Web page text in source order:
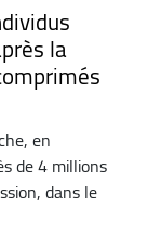
la
en
de 4 millions
dans le